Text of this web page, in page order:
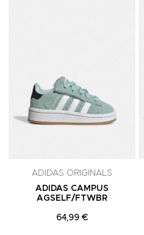
ADIDAS ORIGINALS
ADIDAS CAMPUS
AGSELF/FTWBR
64,99 €